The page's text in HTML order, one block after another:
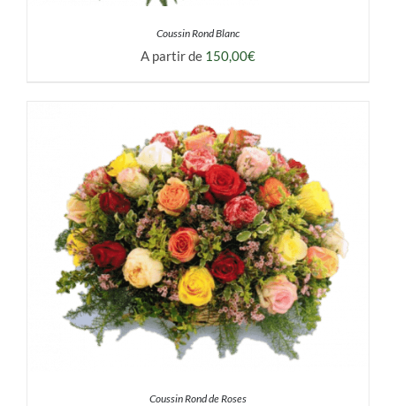
Coussin Rond Blanc
A partir de 150,00€
Coussin Rond de Roses